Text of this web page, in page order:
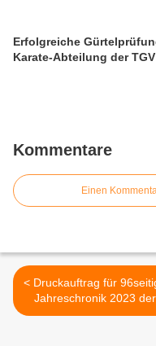
Erfolgreiche
Karate-Abteilung der TGV
Kommentare
Einen
< Druckauftrag für 96seitige
Jahreschronik 2023 der
Gemeinde